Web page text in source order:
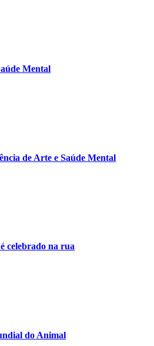
Mental
de Arte e Saúde Mental
celebrado na rua
do Animal